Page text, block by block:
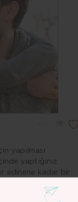
yapılması
yaptığınız
edinene kadar bir
yaşam